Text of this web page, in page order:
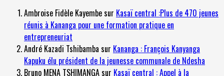
Ambroise Fidèle Kayembesur Kasaï central :Plus de 470 jeunes
réunis à Kananga pour une formation pratique en
entrepreneuriat
André Kazadi Tshibamba sur Kananga : François Kanyanga
Kapuku élu président de la jeunesse communale de Ndesha
Bruno MENA TSHIMANGAsur Kasaï central : Appel à la